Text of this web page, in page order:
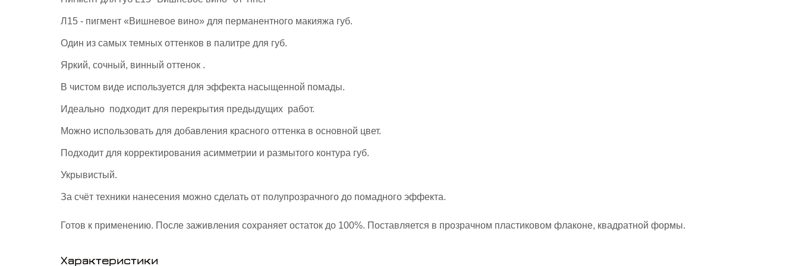
размытого контура губ.
полупрозрачного до помадного эффекта.
Готов к применению. После заживления
сохраняет остаток до 100%. Поставляется в
прозрачном пластиковом флаконе, квадратной
формы.
Л15 - пигмент «Вишневое вино» для перманентного макияжа губ.
Один из самых темных оттенков в палитре для губ.
Яркий, сочный, винный оттенок .
В чистом виде используется для эффекта насыщенной помады.
Идеально подходит для перекрытия предыдущих работ.
Можно использовать для добавления красного оттенка в основной цвет.
Подходит для корректирования асимметрии и размытого контура губ.
Укрывистый.
За счёт техники нанесения можно сделать от полупрозрачного до помадного эффекта.
Готов к применению. После заживления сохраняет остаток до 100%. Поставляется в прозрачном пластиковом флаконе, квадратной формы.
Характеристики